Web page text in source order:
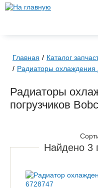
Главная
Каталог
Радиаторы охлаждения
Радиаторы
погрузчиков
Найдено 3